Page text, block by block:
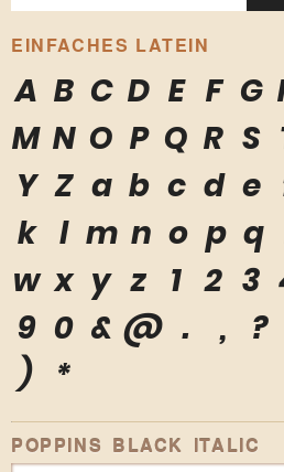
EINFACHES LATEIN
A B C D E F G
M N O P Q R S
Y Z a b c d e
k l m n o p q
w x y z 1 2 3
9 0 & @ . , ?
) *
POPPINS BLACK ITALIC